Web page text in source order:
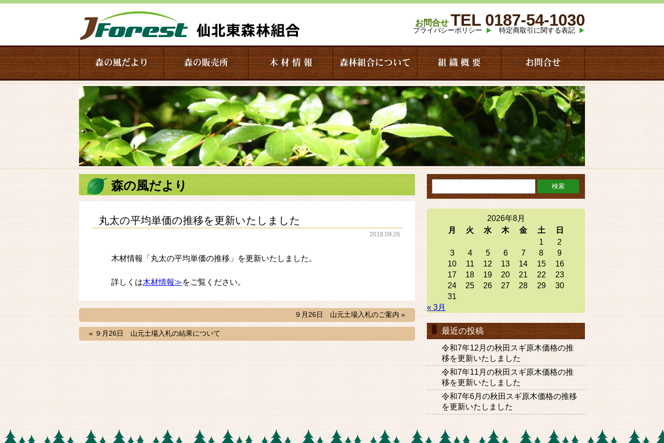
お問合せ TEL 0187-54-1030
プライバシーポリシー 特定商取引に関する表記
森の風だより 森の販売所 木 材 情 報 森林組合について 組 織 概 要 お問合せ
森の風だより
丸太の平均単価の推移を更新いたしました
2018.09.26
木材情報「丸太の平均単価の推移」を更新いたしました。
詳しくは木材情報≫をご覧ください。
９月26日 山元土場入札のご案内 »
« ９月26日 山元土場入札の結果について
2026年8月
月
火 水 木 金 土
日
1
2
3
4 5 6 7 8
9
10
11 12 13 14 15
16
17
18 19 20 21 22
23
24
25 26 27 28 29
30
31
« 3月
最近の投稿
令和7年12月の秋田スギ原木価格の推
移を更新いたしました
令和7年11月の秋田スギ原木価格の推
移を更新いたしました
令和7年6月の秋田スギ原木価格の推移
を更新いたしました